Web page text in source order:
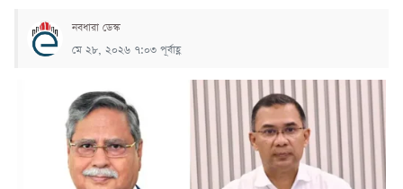
নবধারা ডেস্ক
মে ২৮, ২০২৬ ৭:০৩ পূর্বাহ্ণ